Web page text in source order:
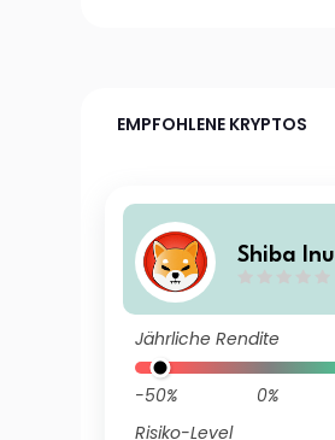
EMPFOHLENE KRYPTOS
Shiba Inu
Jährliche Rendite
-50% 0%
Risiko-Level